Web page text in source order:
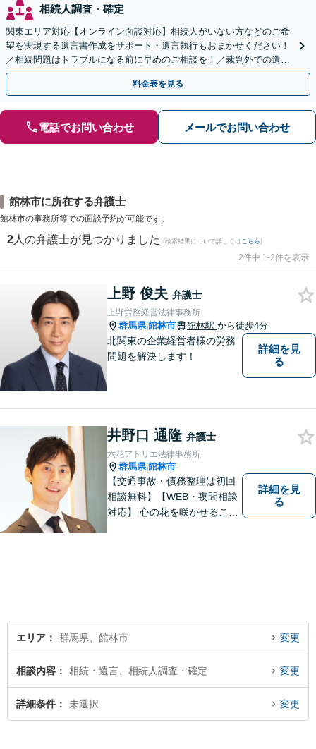
相続人調査・確定
関東エリア対応【オンライン面談対応】相続人がいない方などのご希
望を実現する遺言書作成をサポート・遺言執行もおまかせください！
／相続問題はトラブルになる前に早めのご相談を！／裁判外での遺産
分割協議の経験多数【完全個室】
料金表を見る
電話でお問い合わせ メールでお問い合わせ
館林市に所在する弁護士
館林市の事務所等での面談予約が可能です。
2 人の弁護士が見つかりました (検索結果について詳しくは こちら)
2件中 1-2件を表示
上野 俊夫 弁護士
上野労務経営法律事務所
群馬県|館林市 館林駅 から徒歩4分
北関東の企業経営者様の労務
問題を解決します！
詳細を見
る
井野口 通隆 弁護士
六花アトリエ法律事務所
群馬県|館林市
【交通事故・債務整理は初回
相談無料】【WEB・夜間相談
対応】 心の花を咲かせること
詳細を見
る
エリア 群馬県、館林市 変更
相談内容 相続・遺言、相続人調査・確定 変更
詳細条件 未選択 変更